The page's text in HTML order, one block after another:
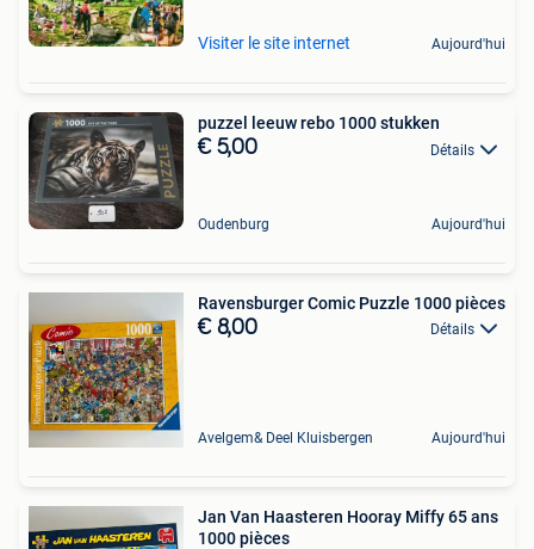
Visiter le site internet Aujourd'hui
puzzel leeuw rebo 1000 stukken
€ 5,00 Détails
Oudenburg Aujourd'hui
Ravensburger Comic Puzzle 1000 pièces
€ 8,00 Détails
Avelgem& Deel Kluisbergen Aujourd'hui
Jan Van Haasteren Hooray Miffy 65 ans
1000 pièces